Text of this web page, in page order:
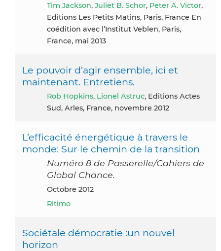
Tim Jackson, Juliet B. Schor, Peter A. Victor,
Editions Les Petits Matins, Paris, France En
coédition avec l’Institut Veblen, Paris,
France, mai 2013
Le pouvoir d’agir ensemble, ici et
maintenant. Entretiens.
Rob Hopkins, Lionel Astruc, Editions Actes
Sud, Arles, France, novembre 2012
L’efficacité énergétique à travers le
monde: Sur le chemin de la transition
Numéro 8 de Passerelle/Cahiers de
Global Chance.
octobre 2012
Ritimo
Sociétale démocratie :un nouvel
horizon